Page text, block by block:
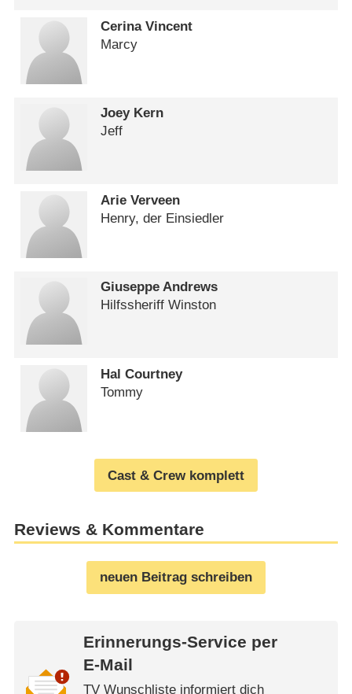
Cerina Vincent
Marcy
Joey Kern
Jeff
Arie Verveen
Henry, der Einsiedler
Giuseppe Andrews
Hilfssheriff Winston
Hal Courtney
Tommy
Cast & Crew komplett
Reviews & Kommentare
neuen Beitrag schreiben
Erinnerungs-Service per
E-Mail
TV Wunschliste informiert dich